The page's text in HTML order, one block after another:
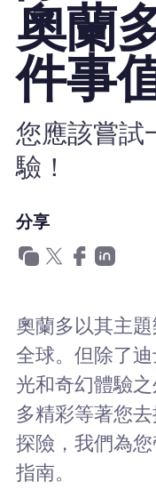
關於eSIM
為什麼選擇
使用 eSIM
奧蘭
件事
您應該嘗試
驗！
分享
奧蘭多以其主
全球。但除了
光和奇幻體驗
多精彩等著您
探險，我們為
指南。